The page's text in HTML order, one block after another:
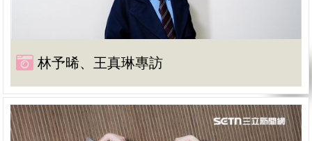
林予晞、王真琳專訪